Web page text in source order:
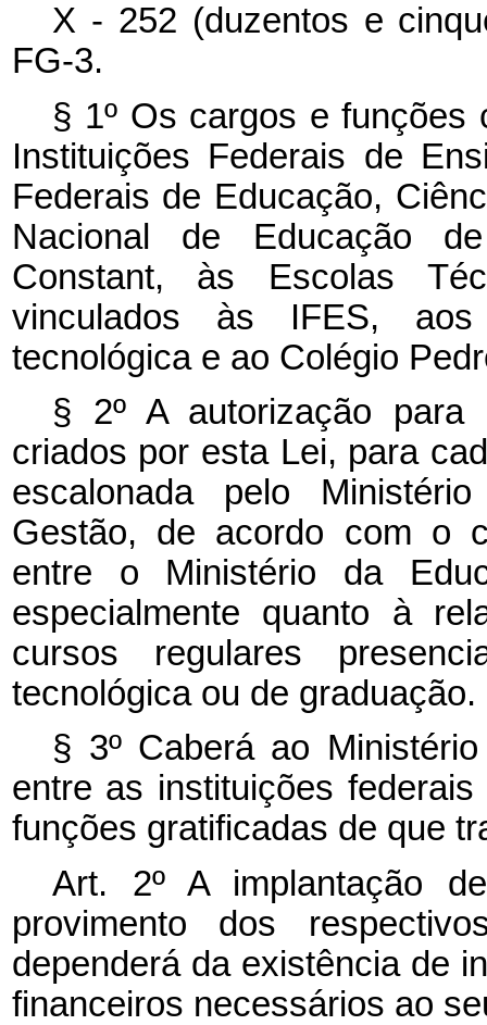
X - 252 (duzentos e
FG-3.
§ 1º Os cargos e funções
Instituições Federais de
Federais de Educação,
Nacional de Educação
Constant, às Escolas
vinculados às IFES,
tecnológica e ao Colégio
§ 2º A autorização para
criados por esta Lei, para
escalonada pelo
Gestão, de acordo com o
entre o Ministério da
especialmente quanto à
cursos regulares
tecnológica ou de graduação.
§ 3º Caberá ao
entre as instituições
funções gratificadas de que
Art. 2º A implantação
provimento dos
dependerá da existência de
financeiros necessários ao